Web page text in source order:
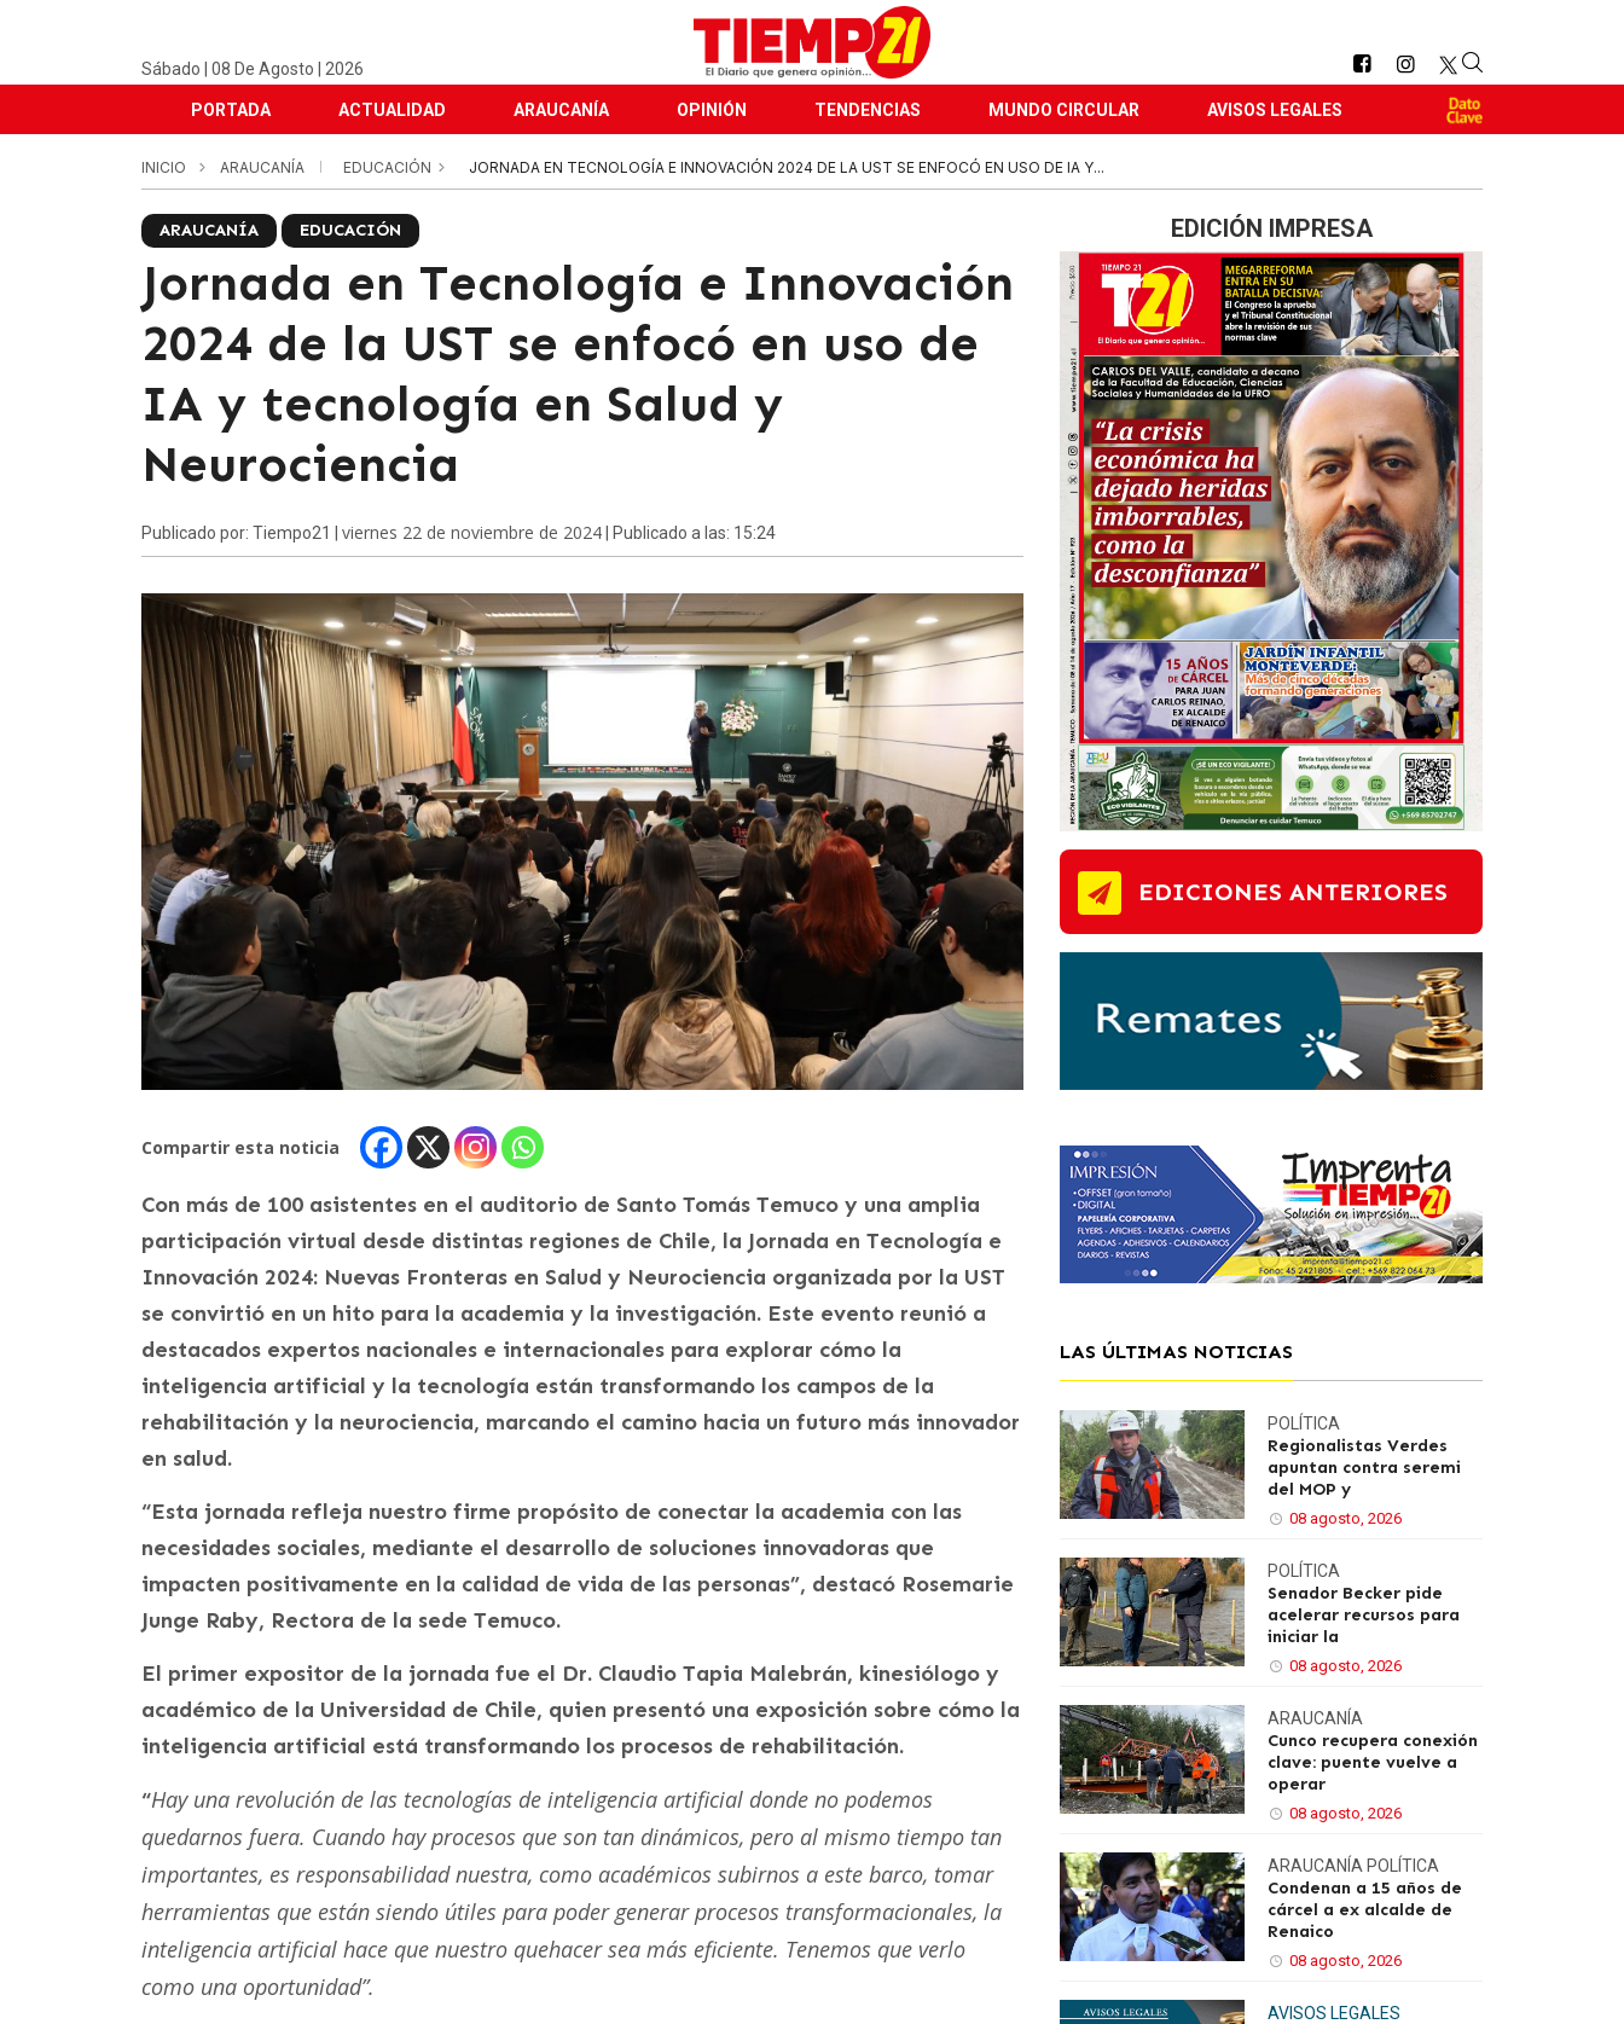
Sábado | 08 De Agosto | 2026
PORTADA ACTUALIDAD ARAUCANÍA OPINIÓN TENDENCIAS MUNDO CIRCULAR AVISOS LEGALES
INICIO ARAUCANÍA EDUCACIÓN JORNADA EN TECNOLOGÍA E INNOVACIÓN 2024 DE LA UST SE ENFOCÓ EN USO DE IA Y...
ARAUCANÍA EDUCACIÓN
Jornada en Tecnología e Innovación
2024 de la UST se enfocó en uso de
IA y tecnología en Salud y
Neurociencia
Publicado por: Tiempo21 | viernes 22 de noviembre de 2024 | Publicado a las: 15:24
Compartir esta noticia
Con más de 100 asistentes en el auditorio de Santo Tomás Temuco y una amplia
participación virtual desde distintas regiones de Chile, la Jornada en Tecnología e
Innovación 2024: Nuevas Fronteras en Salud y Neurociencia organizada por la UST
se convirtió en un hito para la academia y la investigación. Este evento reunió a
destacados expertos nacionales e internacionales para explorar cómo la
inteligencia artificial y la tecnología están transformando los campos de la
rehabilitación y la neurociencia, marcando el camino hacia un futuro más innovador
en salud.
“Esta jornada refleja nuestro firme propósito de conectar la academia con las
necesidades sociales, mediante el desarrollo de soluciones innovadoras que
impacten positivamente en la calidad de vida de las personas”, destacó Rosemarie
Junge Raby, Rectora de la sede Temuco.
El primer expositor de la jornada fue el Dr. Claudio Tapia Malebrán, kinesiólogo y
académico de la Universidad de Chile, quien presentó una exposición sobre cómo la
inteligencia artificial está transformando los procesos de rehabilitación.
“Hay una revolución de las tecnologías de inteligencia artificial donde no podemos
quedarnos fuera. Cuando hay procesos que son tan dinámicos, pero al mismo tiempo tan
importantes, es responsabilidad nuestra, como académicos subirnos a este barco, tomar
herramientas que están siendo útiles para poder generar procesos transformacionales, la
inteligencia artificial hace que nuestro quehacer sea más eficiente. Tenemos que verlo
como una oportunidad”.
EDICIÓN IMPRESA
EDICIONES ANTERIORES
LAS ÚLTIMAS NOTICIAS
POLÍTICA
Regionalistas Verdes
apuntan contra seremi
del MOP y
08 agosto, 2026
POLÍTICA
Senador Becker pide
acelerar recursos para
iniciar la
08 agosto, 2026
ARAUCANÍA
Cunco recupera conexión
clave: puente vuelve a
operar
08 agosto, 2026
ARAUCANÍA POLÍTICA
Condenan a 15 años de
cárcel a ex alcalde de
Renaico
08 agosto, 2026
AVISOS LEGALES